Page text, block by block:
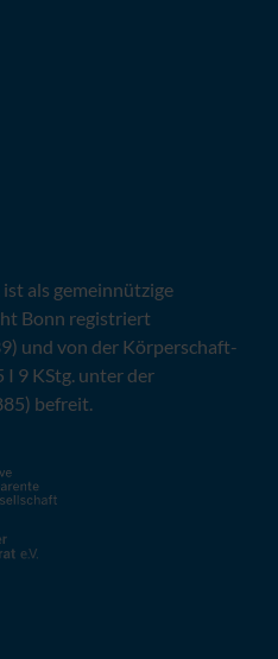
ist als gemeinnützige
Bonn registriert
und von der Körperschaft-
I 9 KStg. unter der
befreit.